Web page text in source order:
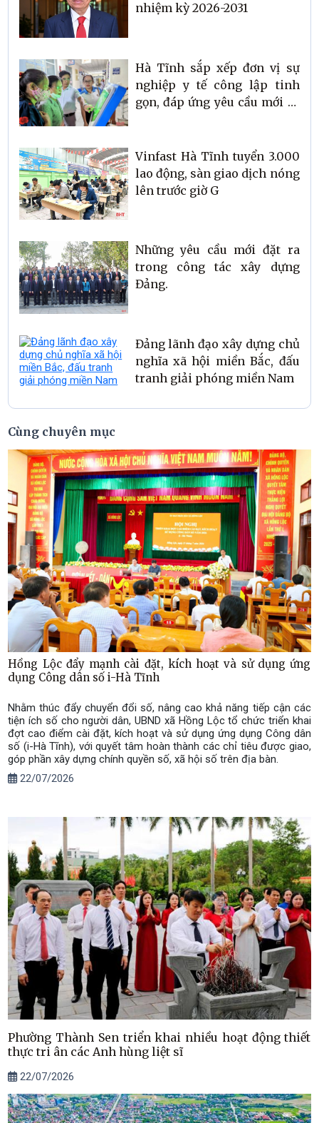
nhiệm kỳ 2026-2031
Hà Tĩnh sắp xếp đơn vị sự
nghiệp y tế công lập tinh
gọn, đáp ứng yêu cầu mới về
Vinfast Hà Tĩnh tuyển 3.000
lao động, sàn giao dịch nóng
lên trước giờ G
Những yêu cầu mới đặt ra
trong công tác xây dựng
Đảng.
Đảng lãnh đạo xây dựng chủ
nghĩa xã hội miền Bắc, đấu
tranh giải phóng miền Nam
Cùng chuyên mục
Hồng Lộc đẩy mạnh cài đặt, kích hoạt và sử dụng ứng
dụng Công dân số i-Hà Tĩnh
Nhằm thúc đẩy chuyển đổi số, nâng cao khả năng tiếp cận các
tiện ích số cho người dân, UBND xã Hồng Lộc tổ chức triển khai
đợt cao điểm cài đặt, kích hoạt và sử dụng ứng dụng Công dân
số (i-Hà Tĩnh), với quyết tâm hoàn thành các chỉ tiêu được giao,
góp phần xây dựng chính quyền số, xã hội số trên địa bàn.
22/07/2026
Phường Thành Sen triển khai nhiều hoạt động thiết
thực tri ân các Anh hùng liệt sĩ
22/07/2026